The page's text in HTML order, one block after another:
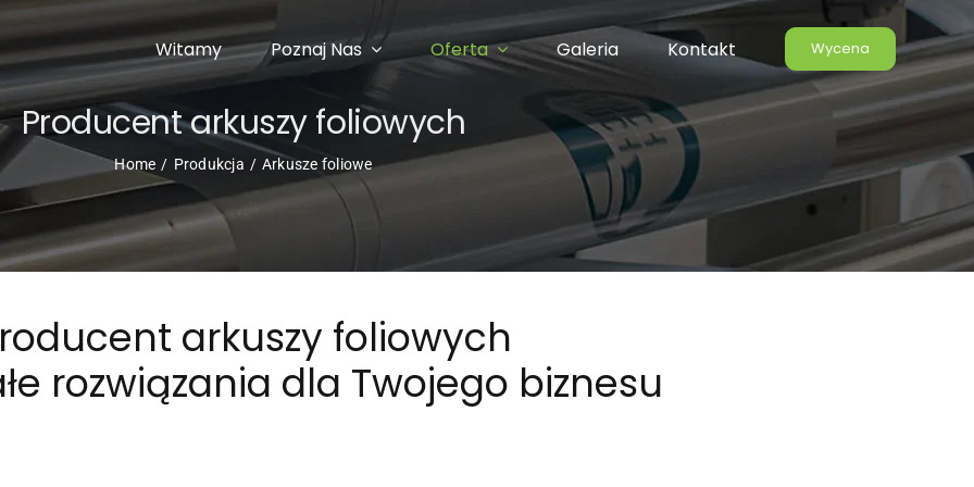
Witamy Poznaj Nas Oferta Galeria Kontakt Wycena
Producent arkuszy foliowych
Home Produkcja Arkusze foliowe
arkuszy foliowych
rozwiązania dla Twojego biznesu